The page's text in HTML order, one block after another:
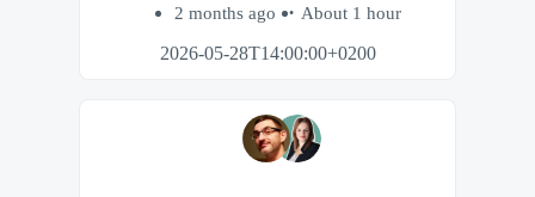
2 months ago
About 1 hour
2026-05-28T14:00:00+0200